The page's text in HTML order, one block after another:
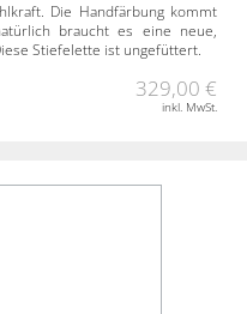
Die Handfärbung kommt
braucht es eine neue,
Stiefelette ist ungefüttert.
329,00 €
inkl. MwSt.